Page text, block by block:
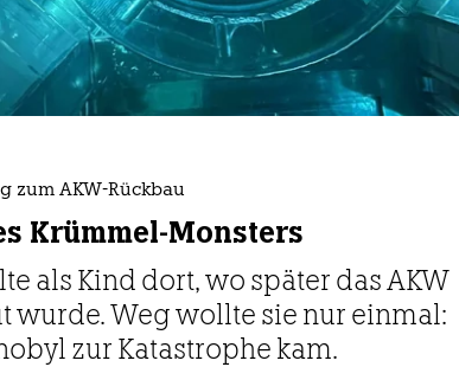
zum AKW-Rückbau
Krümmel-Monsters
als Kind dort, wo später das AKW
wurde. Weg wollte sie nur einmal:
zur Katastrophe kam.